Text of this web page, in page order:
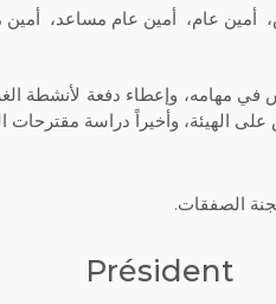
مهامه، وإعطاء دفعة لأنشطة
الهيئة، وأخيراً دراسة مقترحات
Président